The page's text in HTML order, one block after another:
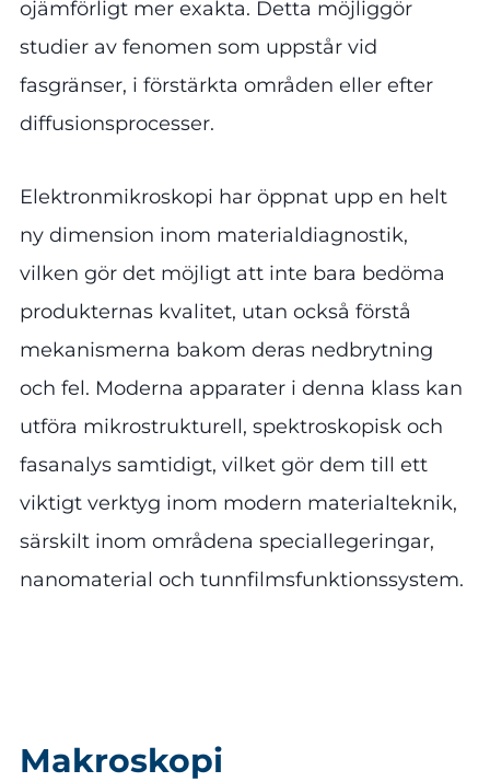
ojämförligt mer exakta. Detta möjliggör
studier av fenomen som uppstår vid
fasgränser, i förstärkta områden eller efter
diffusionsprocesser.
Elektronmikroskopi har öppnat upp en helt
ny dimension inom materialdiagnostik,
vilken gör det möjligt att inte bara bedöma
produkternas kvalitet, utan också förstå
mekanismerna bakom deras nedbrytning
och fel. Moderna apparater i denna klass kan
utföra mikrostrukturell, spektroskopisk och
fasanalys samtidigt, vilket gör dem till ett
viktigt verktyg inom modern materialteknik,
särskilt inom områdena speciallegeringar,
nanomaterial och tunnfilmsfunktionssystem.
Makroskopi